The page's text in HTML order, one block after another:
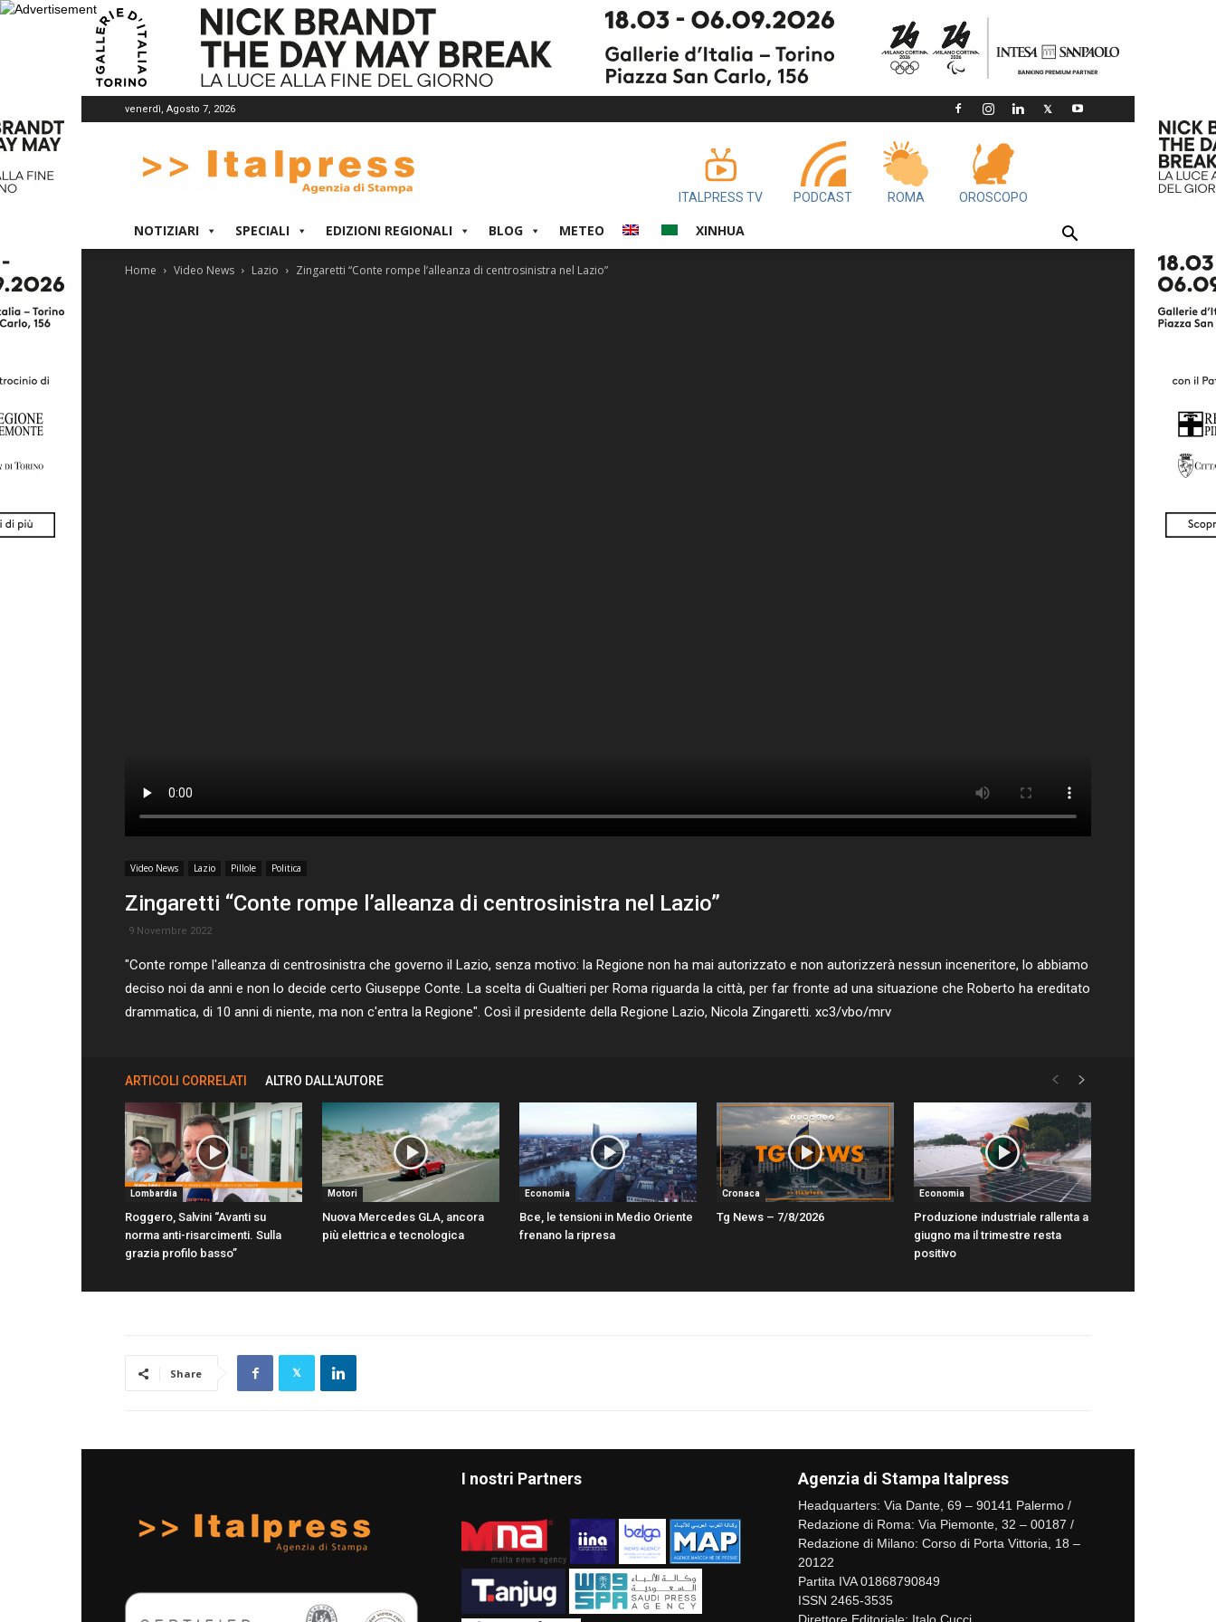
venerdì, Agosto 7, 2026
ITALPRESS TV PODCAST ROMA OROSCOPO
NOTIZIARI SPECIALI EDIZIONI REGIONALI BLOG METEO XINHUA
Home Video News Lazio Zingaretti “Conte rompe l’alleanza di centrosinistra nel Lazio”
Video News Lazio Pillole Politica
Zingaretti “Conte rompe l’alleanza di centrosinistra nel Lazio”
9 Novembre 2022
"Conte rompe l'alleanza di centrosinistra che governo il Lazio, senza motivo: la Regione non ha mai autorizzato e non autorizzerà nessun inceneritore, lo abbiamo
deciso noi da anni e non lo decide certo Giuseppe Conte. La scelta di Gualtieri per Roma riguarda la città, per far fronte ad una situazione che Roberto ha ereditato
drammatica, di 10 anni di niente, ma non c'entra la Regione". Così il presidente della Regione Lazio, Nicola Zingaretti. xc3/vbo/mrv
ARTICOLI CORRELATI ALTRO DALL'AUTORE
Lombardia
Roggero, Salvini “Avanti su
norma anti-risarcimenti. Sulla
grazia profilo basso”
Motori
Nuova Mercedes GLA, ancora
più elettrica e tecnologica
Economia
Bce, le tensioni in Medio Oriente
frenano la ripresa
Cronaca
Tg News – 7/8/2026
Economia
Produzione industriale rallenta a
giugno ma il trimestre resta
positivo
Share
I nostri Partners Agenzia di Stampa Italpress
Headquarters: Via Dante, 69 – 90141 Palermo /
Redazione di Roma: Via Piemonte, 32 – 00187 /
Redazione di Milano: Corso di Porta Vittoria, 18 –
20122
Partita IVA 01868790849
ISSN 2465-3535